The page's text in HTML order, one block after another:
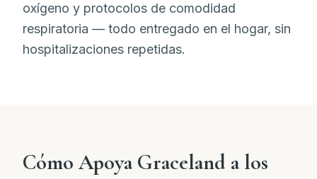
oxígeno y protocolos de comodidad
respiratoria — todo entregado en el hogar, sin
hospitalizaciones repetidas.
Cómo Apoya Graceland a los